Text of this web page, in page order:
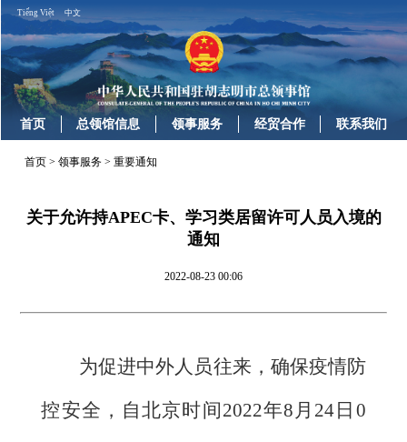
Tiếng Việt 中文
首页 总领馆信息 领事服务 经贸合作 联系我们
首页 >领事服务 >重要通知
关于允许持APEC卡、学习类居留许可人员入境的
通知
2022-08-23 00:06
为促进中外人员往来，确保疫情防
控安全，自北京时间2022年8月24日0